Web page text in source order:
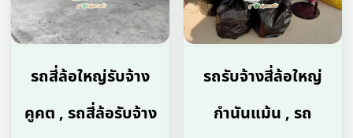
รถสี่ล้อใหญ่รับจ้าง
คูคต , รถสี่ล้อรับจ้าง
รถรับจ้างสี่ล้อใหญ่
กำนันแม้น , รถ